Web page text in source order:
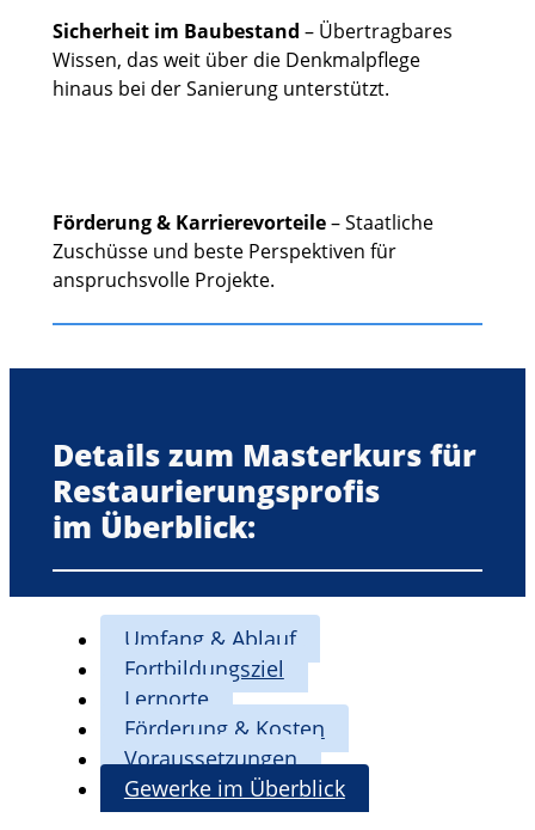
Sicherheit im Baubestand – Übertragbares
Wissen, das weit über die Denkmalpflege
hinaus bei der Sanierung unterstützt.
Förderung & Karrierevorteile– Staatliche
Zuschüsse und beste Perspektiven für
anspruchsvolle Projekte.
Details zum Masterkurs für
Restaurierungsprofis
im Überblick:
Umfang & Ablauf
Fortbildungsziel
Lernorte
Förderung & Kosten
Voraussetzungen
Gewerke im Überblick